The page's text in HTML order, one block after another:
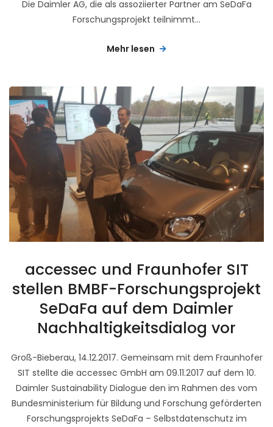
Die Daimler AG, die als assoziierter Partner am SeDaFa
Forschungsprojekt teilnimmt...
Mehr lesen
accessec und Fraunhofer SIT
stellen BMBF-Forschungsprojekt
SeDaFa auf dem Daimler
Nachhaltigkeitsdialog vor
Groß-Bieberau, 14.12.2017. Gemeinsam mit dem Fraunhofer
SIT stellte die accessec GmbH am 09.11.2017 auf dem 10.
Daimler Sustainability Dialogue den im Rahmen des vom
Bundesministerium für Bildung und Forschung geförderten
Forschungsprojekts SeDaFa – Selbstdatenschutz im